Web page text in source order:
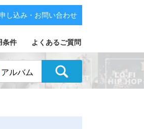
条件 よくあるご質問
し込み・お問い合わせ
アルバム